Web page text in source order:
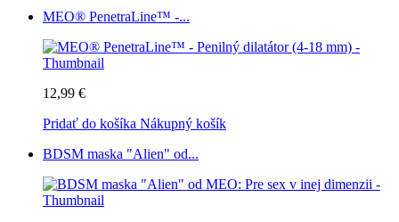
MEO® PenetraLine™ -...
12,99 €
Pridať do košíka Nákupný košík
BDSM maska "Alien" od...